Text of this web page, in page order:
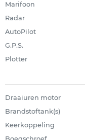
Marifoon
Radar
AutoPilot
G.P.S.
Plotter
Draaiuren motor
Brandstoftank(s)
Keerkoppeling